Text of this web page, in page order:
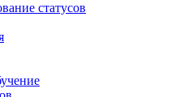
статусов